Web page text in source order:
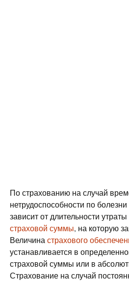
По страхованию на случай
нетрудоспособности по
зависит от длительности
страховой суммы, на которую
Величина страхового
устанавливается в
страховой суммы или в
Страхование на случай